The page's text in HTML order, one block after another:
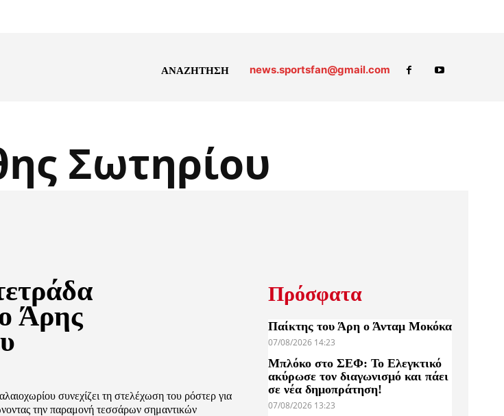
ΑΝΑΖΗΤΗΣΗ news.sportsfan@gmail.com
Σωτηρίου
Άρης
συνεχίζει τη στελέχωση του ρόστερ για
την παραμονή τεσσάρων σημαντικών
Πρόσφατα
Παίκτης του Άρη ο Άνταμ Μοκόκα
07/08/2026 14:23
Μπλόκο στο ΣΕΦ: Το Ελεγκτικό
ακύρωσε τον διαγωνισμό και πάει
σε νέα δημοπράτηση!
07/08/2026 13:23